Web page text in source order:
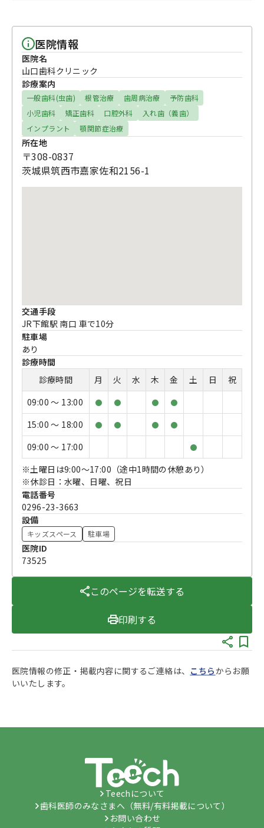
医院情報
医院名
山口歯科クリニック
診療案内
一般歯科(虫歯) 根管治療 歯周病治療
予防歯科
小児歯科
矯正歯科 口腔外科
入れ歯（義歯）
インプラント
顎関節症治療
所在地
〒308-0837
茨城県筑西市嘉家佐和2156-1
交通手段
JR下館駅 南口 車で10分
駐車場
あり
診療時間
診療時間
月 火 水 木 金 土 日
祝
09:00 〜 13:00
● ● ● ●
15:00 〜 18:00 ● ● ● ●
09:00 〜 17:00 ●
※土曜日は9:00〜17:00（途中1時間の休憩あり）
※休診日：水曜、日曜、祝日
電話番号
0296-23-3663
設備
キッズスペース 駐車場
医院ID
73525
このページを転送する
印刷する
医院情報の修正・掲載内容に関するご連絡は、 こちらからお願
いいたします。
Teechについて
歯科医師のみなさまへ（無料/有料掲載について）
お問い合わせ